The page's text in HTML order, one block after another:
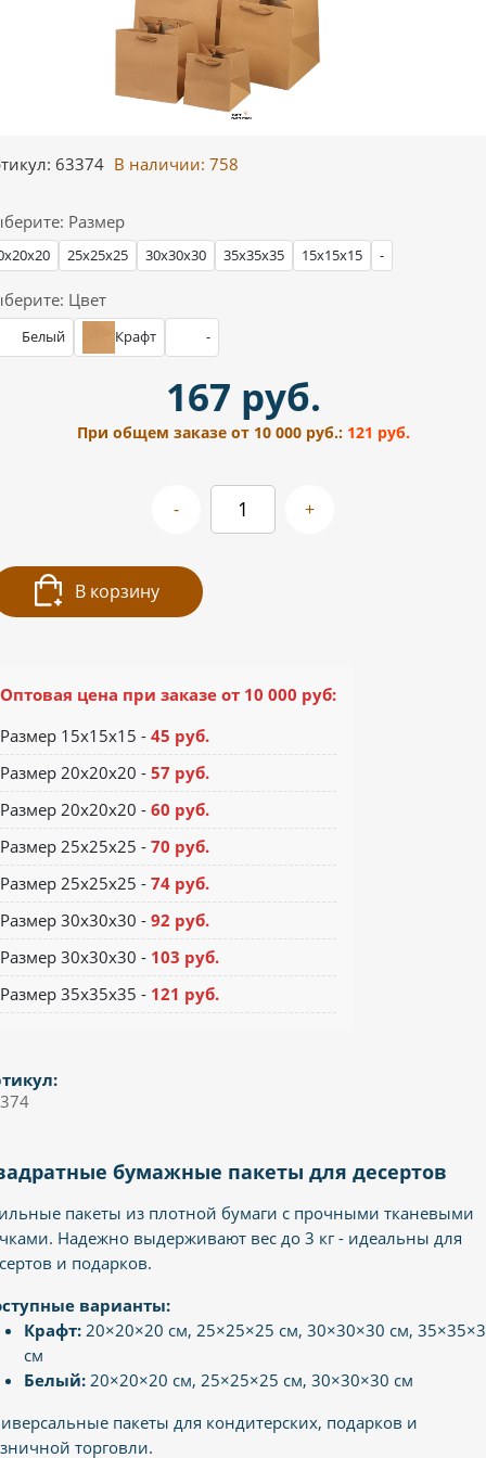
63374 В наличии: 758
Размер
25х25х25 30х30х30 35х35х35 15х15х15 -
Цвет
Белый Крафт -
167 руб.
При общем заказе от 10 000 руб.: 121 руб.
- +
В корзину
Оптовая цена при заказе от 10 000 руб:
Размер 15х15х15 - 45 руб.
Размер 20х20х20 - 57 руб.
Размер 20х20х20 - 60 руб.
Размер 25х25х25 - 70 руб.
Размер 25х25х25 - 74 руб.
Размер 30х30х30 - 92 руб.
Размер 30х30х30 - 103 руб.
Размер 35х35х35 - 121 руб.
бумажные пакеты для десертов
пакеты из плотной бумаги с прочными тканевыми
Надежно выдерживают вес до 3 кг - идеальны для
и подарков.
варианты:
Крафт: 20×20×20 см, 25×25×25 см, 30×30×30 см,
см
Белый: 20×20×20 см, 25×25×25 см, 30×30×30 см
пакеты для кондитерских, подарков и
торговли.